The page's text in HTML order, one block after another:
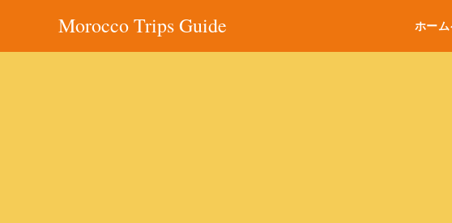
Morocco Trips Guide ホー